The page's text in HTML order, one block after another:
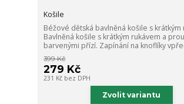
Košile
Béžové dětská bavlněná košile s krátkým
Bavlněná košile s krátkým rukávem a
barvenými přízí. Zapínání na knoflíky
399 Kč
279 Kč
231 Kč bez DPH
Zvolit variantu